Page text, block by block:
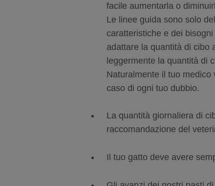
facile aumentarla o
Le linee guida sono solo
caratteristiche e dei
adattare la quantità di cibo
leggermente la quantità di
Naturalmente il tuo
caso di ogni tuo dubbio.
La quantità giornaliera di
raccomandazione del
Il tuo gatto deve avere